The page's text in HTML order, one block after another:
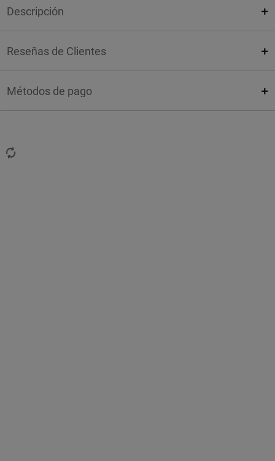
Descripción
Reseñas de Clientes
Métodos de pago